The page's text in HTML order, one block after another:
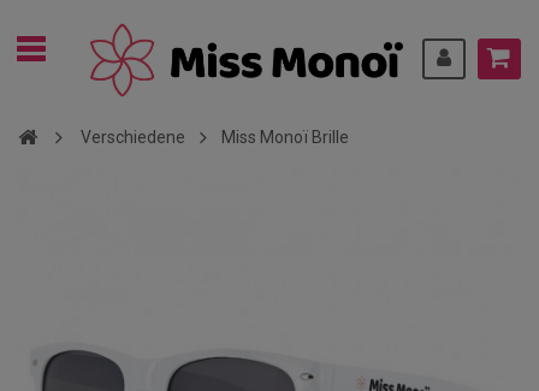
Verschiedene Miss Monoï Brille